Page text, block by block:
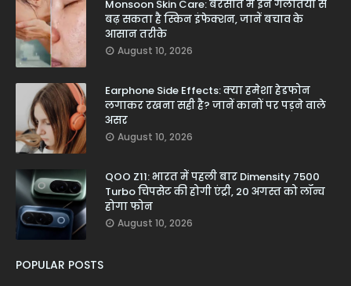
Monsoon Skin Care: बरसात में इन गलतियों से
बढ़ सकता है स्किन इंफेक्शन, जानें बचाव के
आसान तरीके
August 10, 2026
Earphone Side Effects: क्या हमेशा हेडफोन
लगाकर रखना सही है? जानें कानों पर पड़ने वाले
असर
August 10, 2026
QOO Z11: भारत में पहली बार Dimensity 7500
Turbo चिपसेट की होगी एंट्री, 20 अगस्त को लॉन्च
होगा फोन
August 10, 2026
POPULAR POSTS